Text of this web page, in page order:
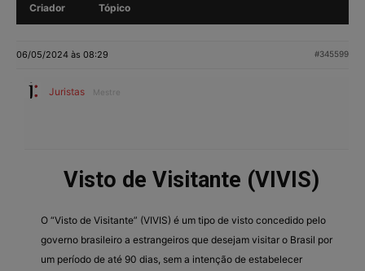
Criador Tópico
06/05/2024 às 08:29 #345599
Juristas Mestre
Visto de Visitante (VIVIS)
O “Visto de Visitante” (VIVIS) é um tipo de visto concedido pelo
governo brasileiro a estrangeiros que desejam visitar o Brasil por
um período de até 90 dias, sem a intenção de estabelecer